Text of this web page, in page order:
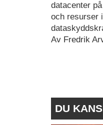
datacenter
och resurser
Av Fredrik
DU